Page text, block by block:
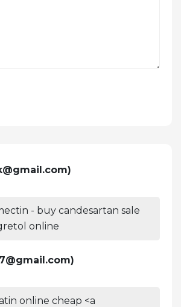
)
- buy candesartan sale
online
)
online cheap <a